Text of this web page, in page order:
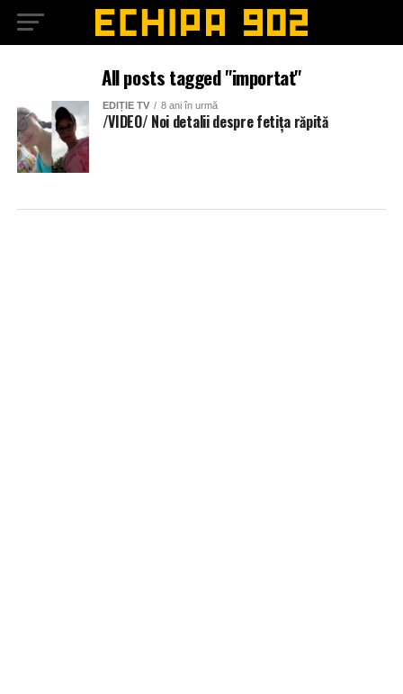
All posts tagged "importat"
EDIȚIE TV 8 ani în urmă
/VIDEO/ Noi detalii despre fetița răpită